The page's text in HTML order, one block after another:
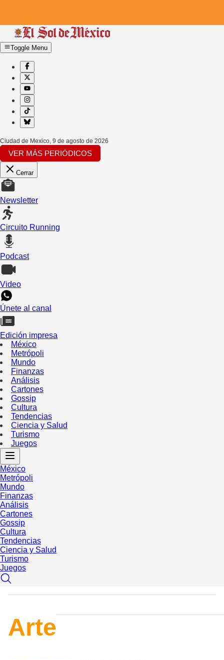
Toggle Menu
Ciudad de Mexico, 9 de agosto de 2026
VER MÁS PERIÓDICOS
Cerrar
Newsletter
Circuito Running
Podcast
Video
Únete al canal
Edición impresa
México
Metrópoli
Mundo
Finanzas
Análisis
Cartones
Gossip
Cultura
Tendencias
Ciencia y Salud
Turismo
Juegos
México
Metrópoli
Mundo
Finanzas
Análisis
Cartones
Gossip
Cultura
Tendencias
Ciencia y Salud
Turismo
Juegos
Arte